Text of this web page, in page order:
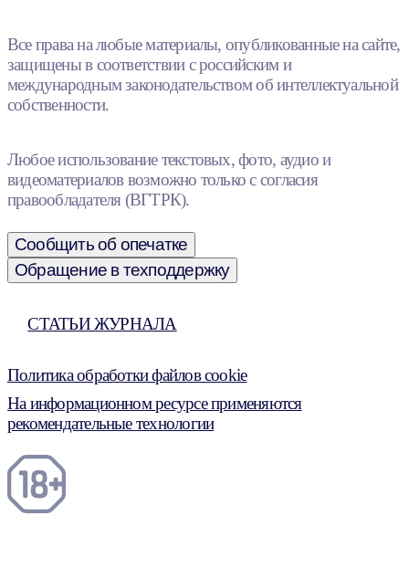
Все права на любые материалы, опубликованные на сайте,
защищены в соответствии с российским и
международным законодательством об интеллектуальной
собственности.
Любое использование текстовых, фото, аудио и
видеоматериалов возможно только с согласия
правообладателя (ВГТРК).
Сообщить об опечатке
Обращение в техподдержку
СТАТЬИ ЖУРНАЛА
Политика обработки файлов cookie
На информационном ресурсе применяются
рекомендательные технологии